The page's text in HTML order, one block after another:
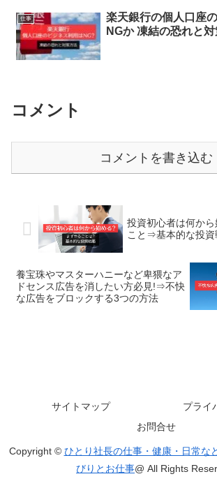
仕事
楽天銀行の個人口座
NGか 凍結の恐れと
コメント
コメントを書き込む
投資初心者は何か
こと⇒基本的な投資
養宝珠やマスターハニーなど卑猥なア
ドセンス広告を消したい方必見!⇒不快
な広告をブロックする3つの方法
サイトマップ
プライ
お問合せ
Copyright © ひとり社長の仕事・健康・日常な
びりとお仕事@ All Rights